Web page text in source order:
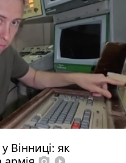
Вінниці: як